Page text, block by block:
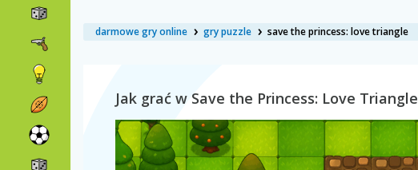
darmowe gry online gry puzzle save the princess: love triangle
Jak grać w Save the Princess: Love Triangle